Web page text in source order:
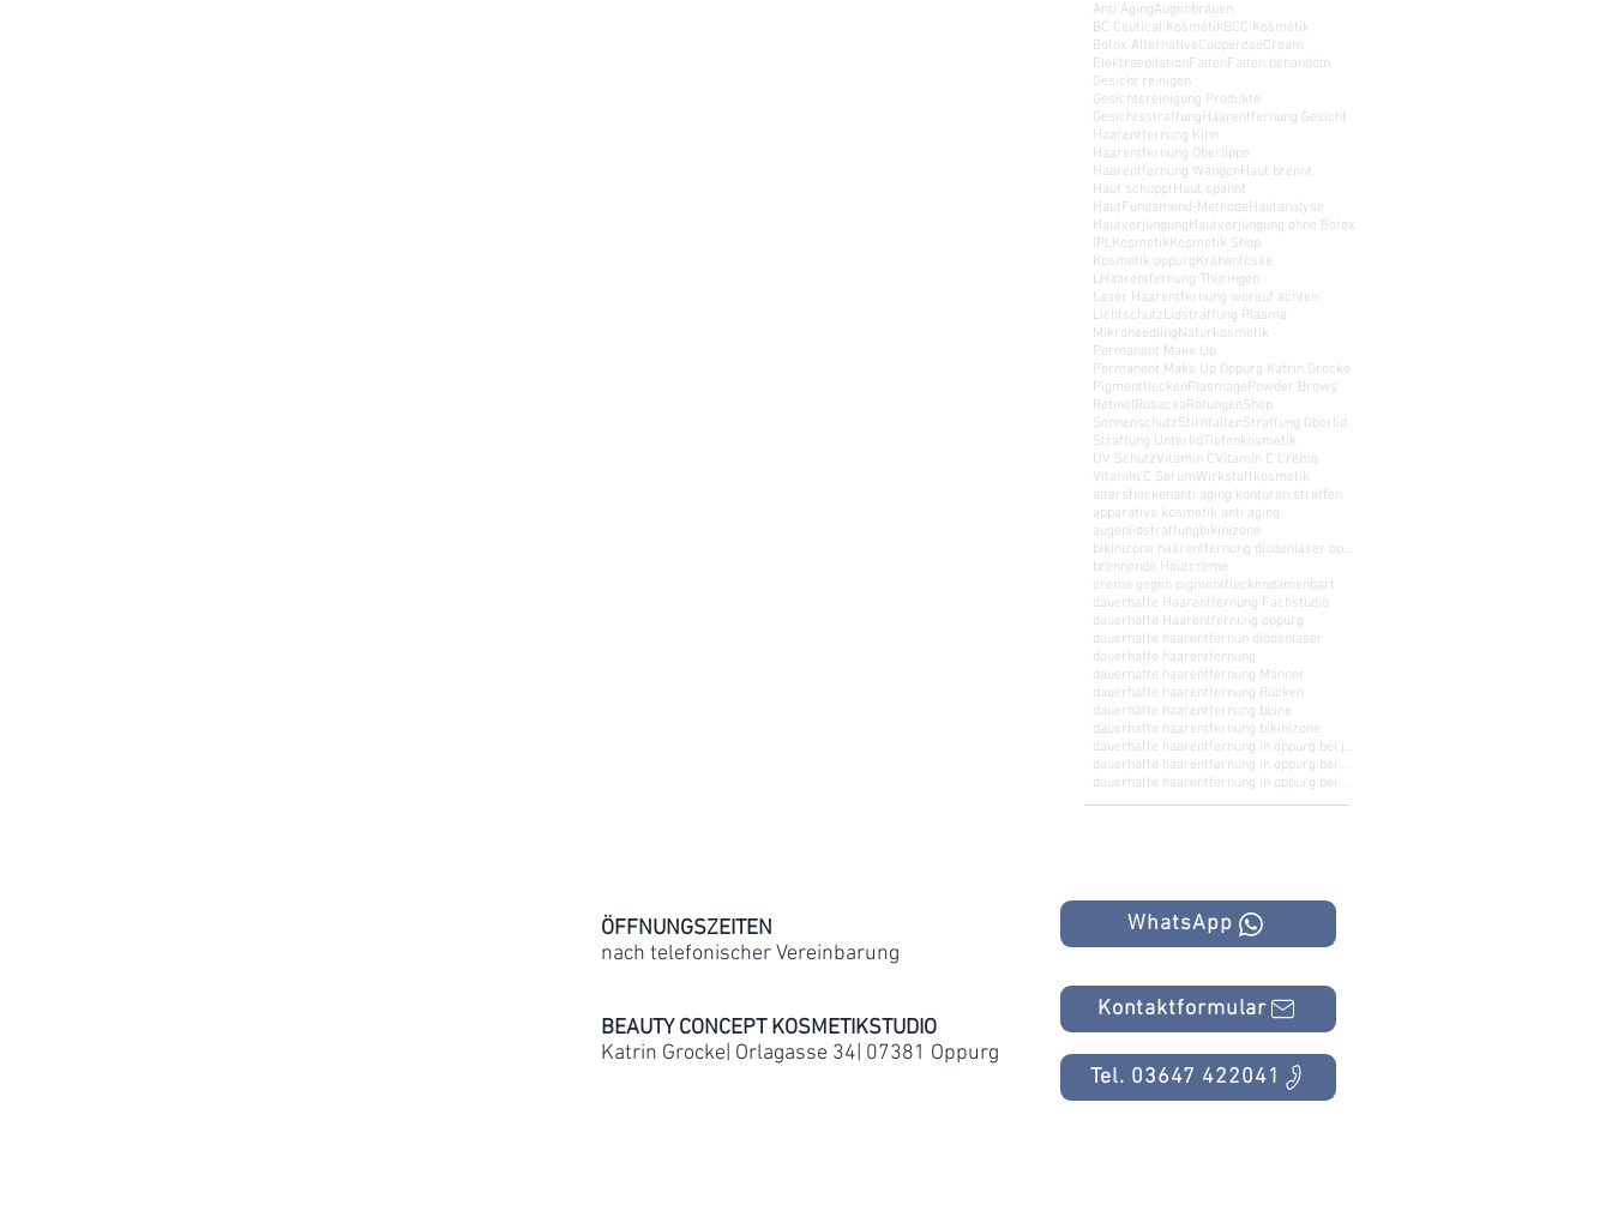
Anti AgingAugenbrauen
BC Ceutical KosmetikBCC Kosmetik
Botox AlternativeCouperoseCream
Elektroepilation Falten Falten behandeln
Gesicht reinigen
Gesichtsreinigung Produkte
GesichtsstraffungHaarentfernung Gesicht
Haarentfernung Kinn
Haarentfernung Oberlippe
Haarentfernung Wangen Haut brennt
Haut schupptHaut spannt
HautFundamend-MethodeHautanalyse
HautverjüngungHautverjüngung ohne Botox
IPLKosmetikKosmetik Shop
Kosmetik oppurgKrähenfüsse
LHaarentfernung Thüringen
Laser Haarentfernung worauf achten
LichtschutzLidstraffung Plasma
MikroneedlingNaturkosmetik
Permanent Make Up
Permanent Make Up Oppurg Katrin Grocke
Pigmentflecken PlasmagePowder Brows
RetinolRosaceaRötungen Shop
SonnenschutzStirnfalten Straffung Oberlid
Straffung Unterlid Tiefenkosmetik
UV SchutzVitamin C Vitamin C Creme
Vitamin C SerumWirkstoffkosmetik
altersflecken anti aging konturen straffen
apparative kosmetik anti aging
augenlidstraffungbikinizone
bikinizone haarentfernung diodenlaser oppurg poessneck schleiz rudolstadt saalfeld neustadt orla
brennende Hautcreme
creme gegen pigmentflecken damenbart
dauerhafte Haarentfernung Fachstudio
dauerhafte Haarentfernung oppurg
dauerhafte haarentfernun diodenlaser
dauerhafte haarentfernung
dauerhafte haarentfernung Männer
dauerhafte haarentfernung Rücken
dauerhafte haarentfernung beine
dauerhafte haarentfernung bikinizone
dauerhafte haarentfernung in oppurg bei jena
dauerhafte haarentfernung in oppurg bei kahla
dauerhafte haarentfernung in oppurg bei saalfeld
​ÖFFNUNGSZEITEN
nach telefonischer Vereinbarung
BEAUTY CONCEPT KOSMETIKSTUDIO
Katrin Grocke| Orlagasse 34| 07381 Oppurg
WhatsApp
Kontaktformular
Tel. 03647 422041